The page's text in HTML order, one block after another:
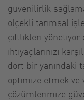
güvenilirlik
ölçekli tarımsal
çiftlikleri yönetiyor
ihtiyaçlarınızı
dört bir yanındaki
optimize etmek
çözümlerimize